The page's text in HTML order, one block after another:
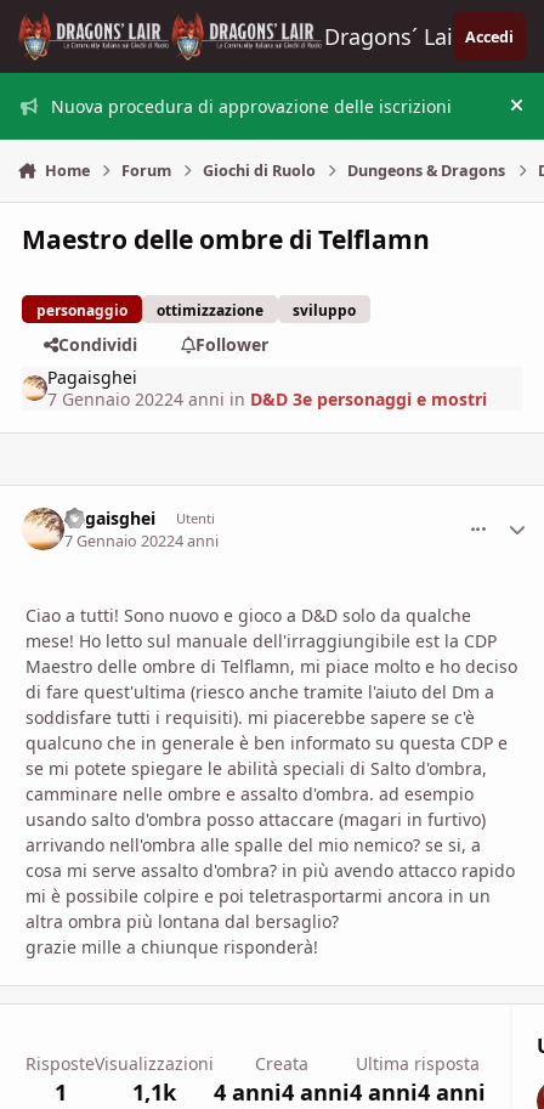
Vai al contenuto
Dragons´ Lair Accedi
Nuova procedura di approvazione delle iscrizioni
Home Forum Giochi di Ruolo Dungeons & Dragons
Maestro delle ombre di Telflamn
personaggio ottimizzazione sviluppo
Condividi
Follower
Pagaisghei
7 Gennaio 20224 anni in D&D 3e personaggi e mostri
Pagaisghei Utenti
7 Gennaio 20224 anni
Ciao a tutti! Sono nuovo e gioco a D&D solo da qualche
mese! Ho letto sul manuale dell'irraggiungibile est la CDP
Maestro delle ombre di Telflamn, mi piace molto e ho deciso
di fare quest'ultima (riesco anche tramite l'aiuto del Dm a
soddisfare tutti i requisiti). mi piacerebbe sapere se c'è
qualcuno che in generale è ben informato su questa CDP e
se mi potete spiegare le abilità speciali di Salto d'ombra,
camminare nelle ombre e assalto d'ombra. ad esempio
usando salto d'ombra posso attaccare (magari in furtivo)
arrivando nell'ombra alle spalle del mio nemico? se si, a
cosa mi serve assalto d'ombra? in più avendo attacco rapido
mi è possibile colpire e poi teletrasportarmi ancora in un
altra ombra più lontana dal bersaglio?
grazie mille a chiunque risponderà!
Risposte
1
Visualizzazioni
1,1k
Creata
4 anni4 anni
Ultima risposta
4 anni4 anni